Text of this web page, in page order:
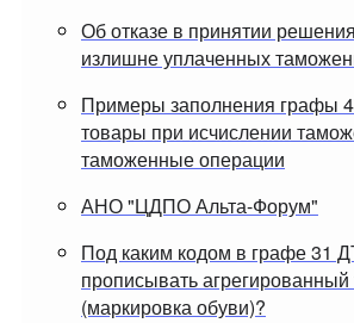
Об отказе в принятии
излишне уплаченных
Примеры заполнения графы
товары при исчислении
таможенные операции
АНО "ЦДПО Альта-Форум"
Под каким кодом в графе 31
прописывать
(маркировка обуви)?